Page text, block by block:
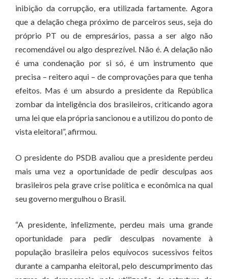
inibição da corrupção, era utilizada fartamente. Agora
que a delação chega próximo de parceiros seus, seja do
próprio PT ou de empresários, passa a ser algo não
recomendável ou algo desprezível. Não é. A delação não
é uma condenação por si só, é um instrumento que
precisa – reitero aqui – de comprovações para que tenha
efeitos. Mas é um absurdo a presidente da República
zombar da inteligência dos brasileiros, criticando agora
uma lei que ela própria sancionou e a utilizou do ponto de
vista eleitoral”, afirmou.
O presidente do PSDB avaliou que a presidente perdeu
mais uma vez a oportunidade de pedir desculpas aos
brasileiros pela grave crise política e econômica na qual
seu governo mergulhou o Brasil.
“A presidente, infelizmente, perdeu mais uma grande
oportunidade para pedir desculpas novamente à
população brasileira pelos equívocos sucessivos feitos
durante a campanha eleitoral, pelo descumprimento das